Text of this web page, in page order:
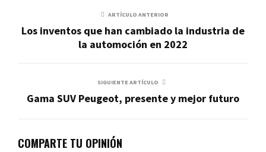
ARTÍCULO ANTERIOR
Los inventos que han cambiado la industria de
la automoción en 2022
SIGUIENTE ARTÍCULO
Gama SUV Peugeot, presente y mejor futuro
COMPARTE TU OPINIÓN